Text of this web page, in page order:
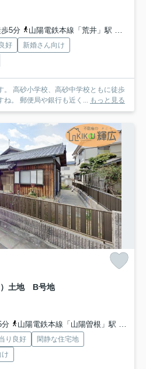
5分
山陽電鉄本線「荒井」駅 徒歩15分
好
新婚さん向け
。 高砂小学校、高砂中学校ともに徒歩
ね。 郵便局や銀行も近く... もっと見る
）土地 B号地
分
山陽電鉄本線「山陽曽根」駅 徒歩45分
り良好
閑静な住宅地
け